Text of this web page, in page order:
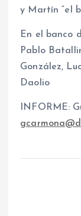
y Martín “el
En el banco
Pablo
González,
Daolio
INFORME: